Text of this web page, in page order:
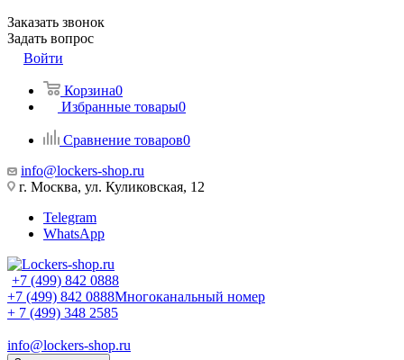
Заказать звонок
Задать вопрос
Войти
Корзина0
Избранные товары0
Сравнение товаров0
info@lockers-shop.ru
г. Москва, ул. Куликовская, 12
Telegram
WhatsApp
+7 (499) 842 0888
+7 (499) 842 0888Многоканальный номер
+ 7 (499) 348 2585
info@lockers-shop.ru